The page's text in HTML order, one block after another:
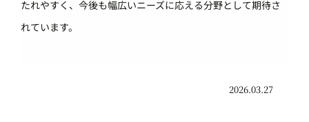
たれやすく、今後も幅広いニーズに応える分野として期待さ
れています。
2026.03.27